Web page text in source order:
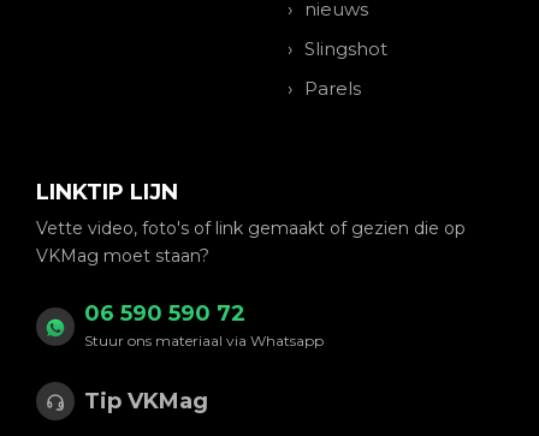
nieuws
Slingshot
Parels
LINKTIP LIJN
Vette video, foto's of link gemaakt of gezien die op
VKMag moet staan?
06 590 590 72
Stuur ons materiaal via Whatsapp
Tip VKMag